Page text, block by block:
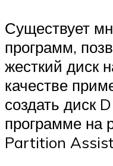
Существует
программ,
жесткий диск
качестве
создать диск
программе на
Partition